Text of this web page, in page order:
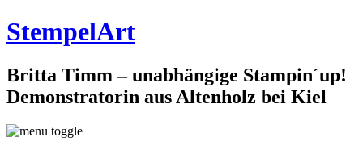
StempelArt
Britta Timm – unabhängige Stampin´up!
Demonstratorin aus Altenholz bei Kiel